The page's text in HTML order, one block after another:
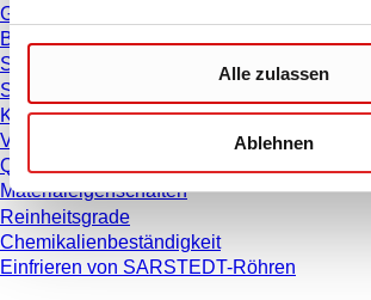
Alle zulassen
Ablehnen
Gebrauchshinweise
Bedienungsanleitungen
Studien
Sicherheitsdatenblätter
Konformitätserklärungen
Videos
Qualitätsmanagement
Materialeigenschaften
Reinheitsgrade
Chemikalienbeständigkeit
Einfrieren von SARSTEDT-Röhren